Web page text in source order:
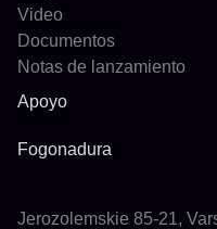
Video
Documentos
Notas de lanzamiento
Apoyo
Fogonadura
Jerozolemskie 85-21,